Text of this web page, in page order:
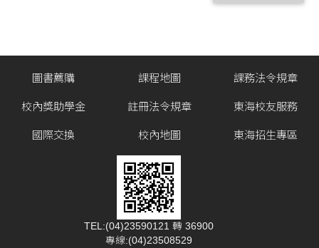
圖書薦購
校內獎助學金
國際交換
課程地圖
註冊法令規章
校內地圖
課務法令規章
東海校友服務
東海招生專區
TEL:(04)23590121 轉 36900
專線:(04)23508529